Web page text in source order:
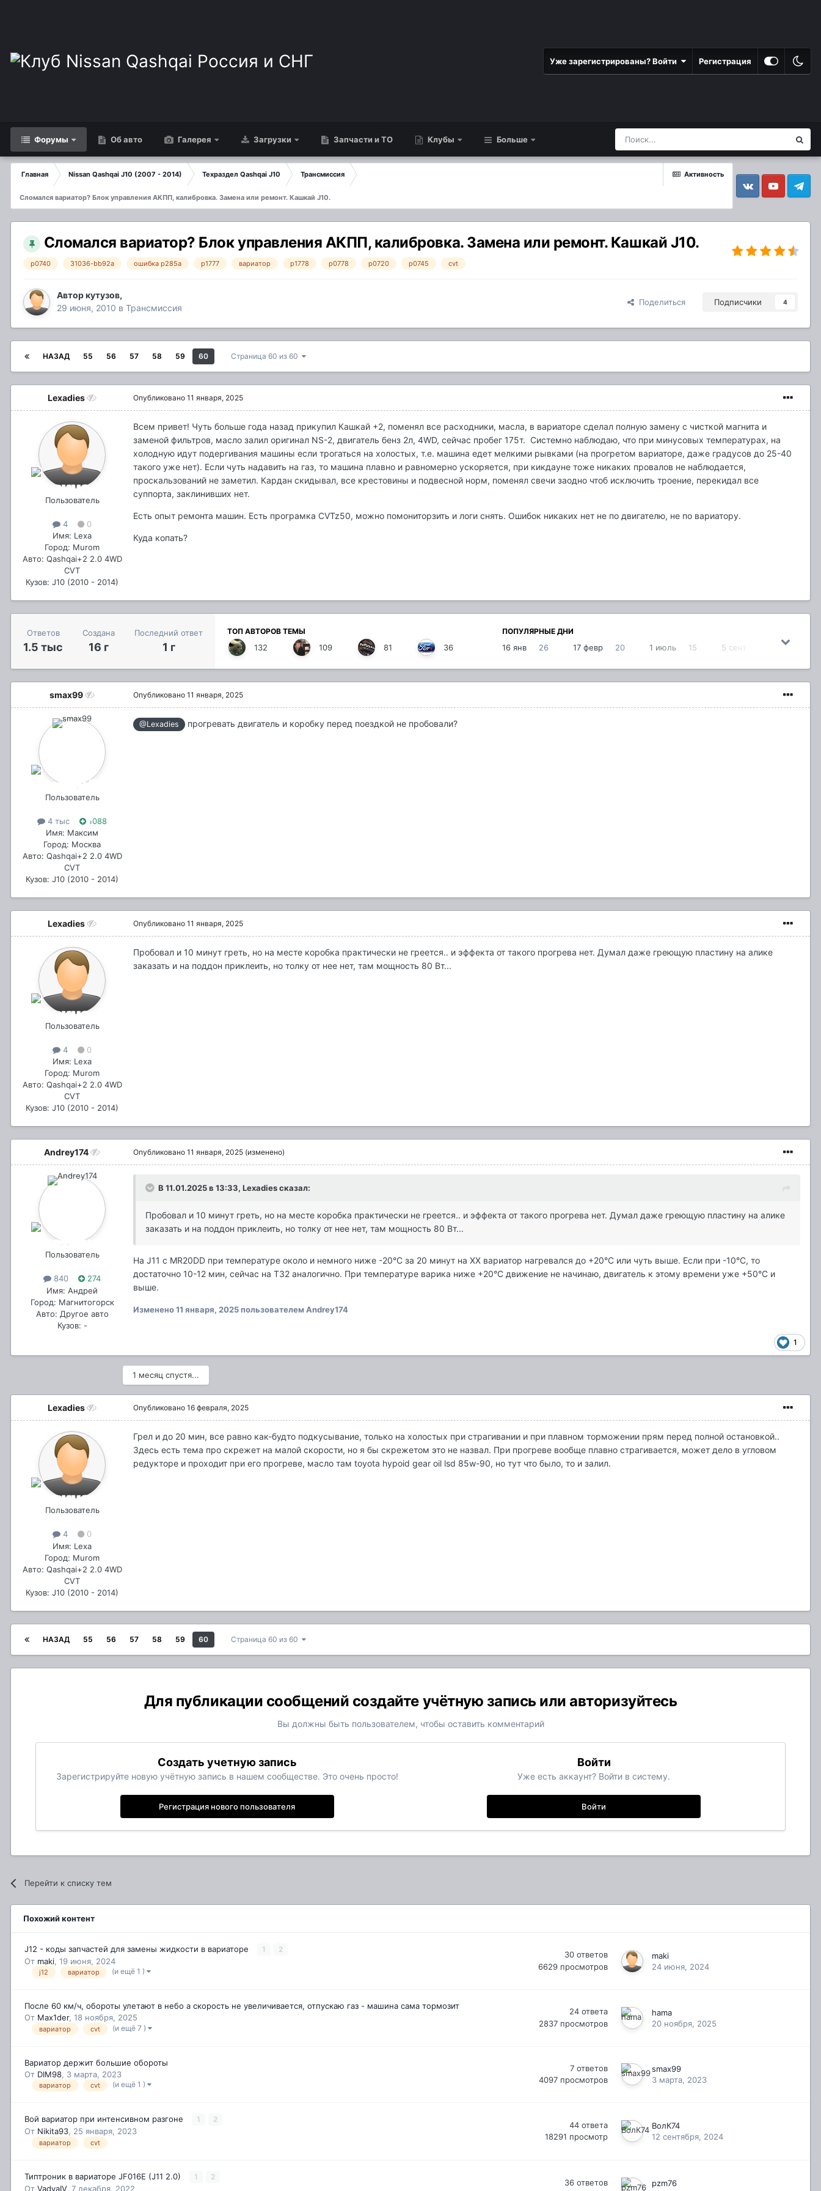
Уже зарегистрированы? Войти Регистрация
Форумы Об авто Галерея Загрузки Запчасти и ТО Клубы Больше
Активность
Главная Nissan Qashqai J10 (2007 - 2014) Техраздел Qashqai J10 Трансмиссия
Сломался вариатор? Блок управления АКПП, калибровка. Замена или ремонт. Кашкай J10. VkontakteYouTube Telegram
Сломался вариатор? Блок управления АКПП, калибровка. Замена или ремонт. Кашкай J10.
p0740 31036-bb92a ошибка p285a p1777 вариатор p1778 p0778 p0720 p0745 cvt
Авторкутузов,
29 июня, 2010 в Трансмиссия
Поделиться Подписчики 4
НАЗАД 55 56 57 58 59 60 Страница 60 из 60
Lexadies
Пользователь
4
0
Имя: Lexa
Город: Murom
Авто: Qashqai+2 2.0 4WD
CVT
Кузов: J10 (2010 - 2014)
Опубликовано 11 января, 2025
Всем привет! Чуть больше года назад прикупил Кашкай +2, поменял все расходники, масла, в вариаторе сделал полную замену с чисткой магнита и
заменой фильтров, масло залил оригинал NS-2, двигатель бенз 2л, 4WD, сейчас пробег 175т. Системно наблюдаю, что при минусовых температурах, на
холодную идут подергивания машины если трогаться на холостых, т.е. машина едет мелкими рывками (на прогретом вариаторе, даже градусов до 25-40
такого уже нет). Если чуть надавить на газ, то машина плавно и равномерно ускоряется, при кикдауне тоже никаких провалов не наблюдается,
проскальзований не заметил. Кардан скидывал, все крестовины и подвесной норм, поменял свечи заодно чтоб исключить троение, перекидал все
суппорта, заклинивших нет.
Есть опыт ремонта машин. Есть програмка CVTz50, можно помониторзить и логи снять. Ошибок никаких нет не по двигателю, не по вариатору.
Куда копать?
Ответов
1.5 тыс
Создана
16 г
Последний ответ
1 г
ТОП АВТОРОВ ТЕМЫ
132 109 81 36
ПОПУЛЯРНЫЕ ДНИ
16 янв 26 17 февр 20 1 июль 15 5 сент
smax99
Пользователь
4 тыс
1088
Имя: Максим
Город: Москва
Авто: Qashqai+2 2.0 4WD
CVT
Кузов: J10 (2010 - 2014)
Опубликовано 11 января, 2025
@Lexadies прогревать двигатель и коробку перед поездкой не пробовали?
Lexadies
Пользователь
4
0
Имя: Lexa
Город: Murom
Авто: Qashqai+2 2.0 4WD
CVT
Кузов: J10 (2010 - 2014)
Опубликовано 11 января, 2025
Пробовал и 10 минут греть, но на месте коробка практически не греется.. и эффекта от такого прогрева нет. Думал даже греющую пластину на алике
заказать и на поддон приклеить, но толку от нее нет, там мощность 80 Вт...
Andrey174
Пользователь
840
274
Имя: Андрей
Город: Магнитогорск
Авто: Другое авто
Кузов: -
Опубликовано 11 января, 2025 (изменено)
В 11.01.2025 в 13:33, Lexadiesсказал:
Пробовал и 10 минут греть, но на месте коробка практически не греется.. и эффекта от такого прогрева нет. Думал даже греющую пластину на алике
заказать и на поддон приклеить, но толку от нее нет, там мощность 80 Вт...
На J11 с MR20DD при температуре около и немного ниже -20°C за 20 минут на ХХ вариатор нагревался до +20°C или чуть выше. Если при -10°C, то
достаточно 10-12 мин, сейчас на Т32 аналогично. При температуре варика ниже +20°C движение не начинаю, двигатель к этому времени уже +50°C и
выше.
Изменено11 января, 2025пользователем Andrey174
1
1 месяц спустя...
Lexadies
Пользователь
4
0
Имя: Lexa
Город: Murom
Авто: Qashqai+2 2.0 4WD
CVT
Кузов: J10 (2010 - 2014)
Опубликовано 16 февраля, 2025
Грел и до 20 мин, все равно как-будто подкусывание, только на холостых при страгивании и при плавном торможении прям перед полной остановкой..
Здесь есть тема про скрежет на малой скорости, но я бы скрежетом это не назвал. При прогреве вообще плавно страгивается, может дело в угловом
редукторе и проходит при его прогреве, масло там toyota hypoid gear oil lsd 85w-90, но тут что было, то и залил.
НАЗАД 55 56 57 58 59 60 Страница 60 из 60
Для публикации сообщений создайте учётную запись или авторизуйтесь
Вы должны быть пользователем, чтобы оставить комментарий
Создать учетную запись
Зарегистрируйте новую учётную запись в нашем сообществе. Это очень просто!
Регистрация нового пользователя
Войти
Уже есть аккаунт? Войти в систему.
Войти
Перейти к списку тем
Похожий контент
J12 - коды запчастей для замены жидкости в вариаторе 1 2
От maki, 19 июня, 2024
j12 вариатор (и ещё 1 )
30 ответов
6629 просмотров
maki
24 июня, 2024
После 60 км/ч, обороты улетают в небо а скорость не увеличивается, отпускаю газ - машина сама тормозит
От Max1der, 18 ноября, 2025
вариатор cvt (и ещё 7 )
24 ответа
2837 просмотров
hama
20 ноября, 2025
Вариатор держит большие обороты
От DIM98, 3 марта, 2023
вариатор cvt (и ещё 1 )
7 ответов
4097 просмотров
smax99
3 марта, 2023
Вой вариатор при интенсивном разгоне 1 2
От Nikita93, 25 января, 2023
вариатор cvt
44 ответа
18291 просмотр
ВолК74
12 сентября, 2024
Типтроник в вариаторе JF016E (J11 2.0) 1 2
От VadyaIV, 7 декабря, 2022
36 ответов
pzm76